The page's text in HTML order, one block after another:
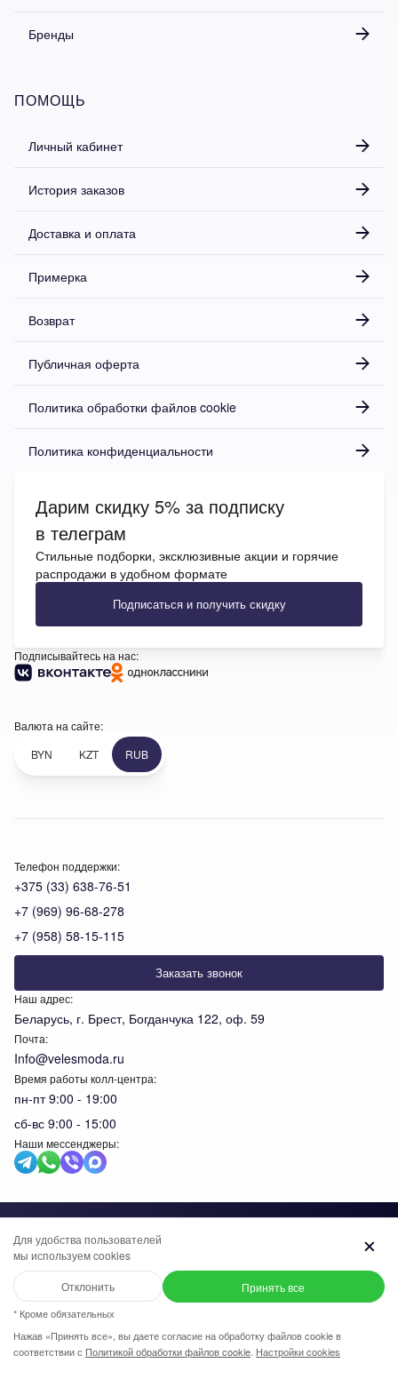
Написать в WhatsApp
Написать в Viber
Телефон поддержки:
+375 (33) 638-76-51
+7 (969) 96-68-278
+7 (958) 58-15-115
Заказать звонок
Наш адрес:
Беларусь, г. Брест, Богданчука 122, оф. 59
Почта:
Info@velesmoda.ru
Время работы колл-центра:
пн-пт 9:00 - 19:00
сб-вс 9:00 - 15:00
Наши мессенджеры:
Бренды
ПОМОЩЬ
Личный кабинет
История заказов
Доставка и оплата
Примерка
Возврат
Публичная оферта
Политика обработки файлов cookie
Политика конфиденциальности
Дарим скидку 5% за подписку
в телеграм
Стильные подборки, эксклюзивные акции и горячие
распродажи в удобном формате
Подписаться и получить скидку
Подписывайтесь на нас:
Валюта на сайте:
BYN
KZT RUB
Общество с ограниченной ответственностью "ИВК ВЕЛЕС",
Отклонить Принять
Для удобства пользователей
мы используем cookies
Отклонить
* Кроме обязательных
Принять все
Нажав «Принять все», вы даете согласие на обработку файлов cookie в
соответствии с Политикой обработки файлов cookie Настройки cookies
+7 (958) 58-15-115